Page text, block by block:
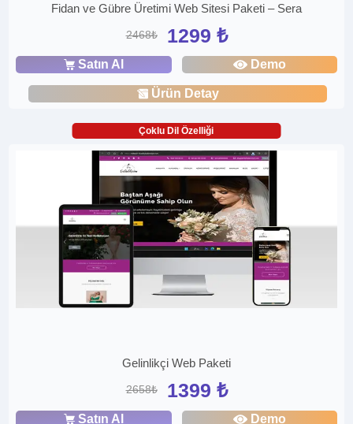
Fidan ve Gübre Üretimi Web Sitesi Paketi – Sera
2468₺ 1299 ₺
Satın Al Demo
Ürün Detay
Çoklu Dil Özelliği
Gelinlikçi Web Paketi
2658₺ 1399 ₺
Satın Al Demo